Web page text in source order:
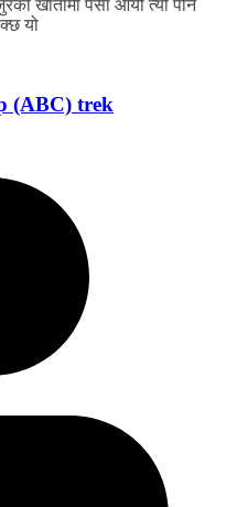
खातामा पैसा आयो त्यो पनि
यो
(ABC) trek